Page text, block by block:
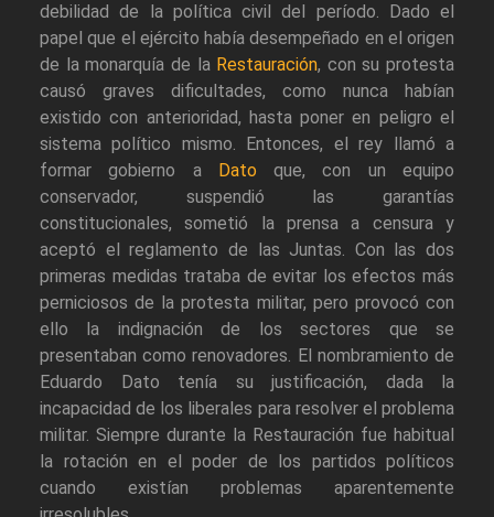
debilidad de la política civil del período. Dado el
papel que el ejército había desempeñado en el origen
de la monarquía de la Restauración, con su protesta
causó graves dificultades, como nunca habían
existido con anterioridad, hasta poner en peligro el
sistema político mismo. Entonces, el rey llamó a
formar gobierno a
Dato que, con un equipo
conservador, suspendió las garantías
constitucionales, sometió la prensa a censura y
aceptó el reglamento de las Juntas. Con las dos
primeras medidas trataba de evitar los efectos más
perniciosos de la protesta militar, pero provocó con
ello la indignación de los sectores que se
presentaban como renovadores. El nombramiento de
Eduardo Dato tenía su justificación, dada la
incapacidad de los liberales para resolver el problema
militar. Siempre durante la Restauración fue habitual
la rotación en el poder de los partidos políticos
cuando existían problemas aparentemente